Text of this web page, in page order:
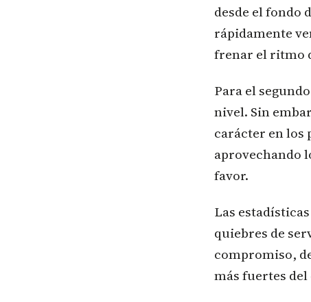
desde el fondo
rápidamente
frenar el ritmo
Para el
nivel. Sin
carácter en los
aprovechando
favor.
Las
quiebres de
compromiso,
más fuertes